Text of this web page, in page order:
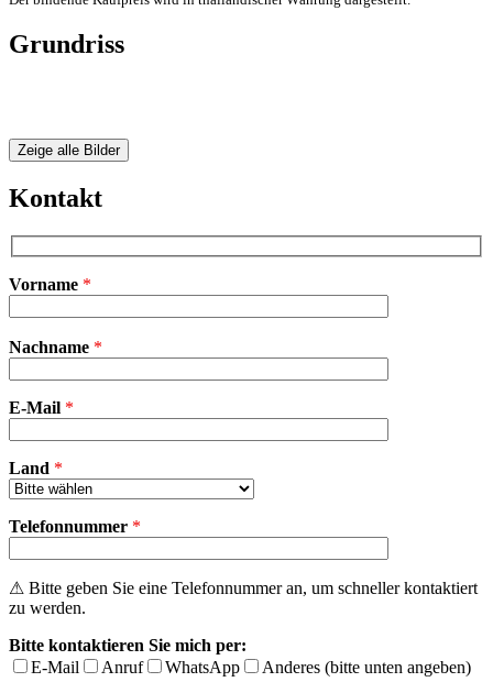
Grundriss
Zeige alle Bilder
Kontakt
Vorname *
lasse
leer.
Nachname *
E-Mail *
Land *
Telefonnummer *
⚠ Bitte geben Sie eine Telefonnummer an, um schneller kontaktiert
zu werden.
Bitte kontaktieren Sie mich per:
E-Mail
Anruf WhatsApp
Anderes (bitte unten angeben)